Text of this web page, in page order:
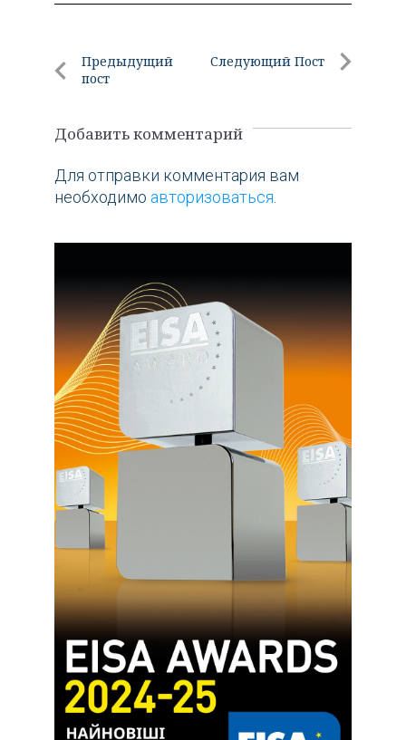
Навигация
по
Предыдущий
пост
Следующий Пост
Добавить комментарий
Для отправки комментария вам
необходимо авторизоваться